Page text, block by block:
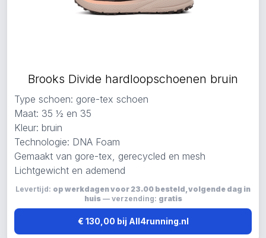
Brooks Divide hardloopschoenen bruin
Type schoen: gore-tex schoen
Maat: 35 ½ en 35
Kleur: bruin
Technologie: DNA Foam
Gemaakt van gore-tex, gerecycled en mesh
Lichtgewicht en ademend
Levertijd: op werkdagen voor 23.00 besteld, volgende dag in
huis— verzending: gratis
€ 130,00 bij All4running.nl